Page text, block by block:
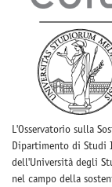
L'Osservatorio sulla
Dipartimento di Studi
dell'Università degli
nel campo della